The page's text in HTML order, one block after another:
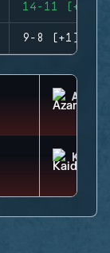
14-11 (+3)
9-8 (+1)
AZAMI
KAID